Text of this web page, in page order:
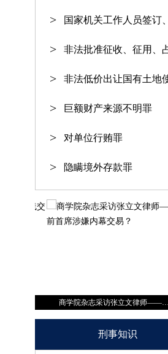
巨额财产来源不明罪
对单位行贿罪
隐瞒境外存款罪
商学院杂志采访张立文律师——中泰证券前首席涉嫌内幕交易？
刑事知识